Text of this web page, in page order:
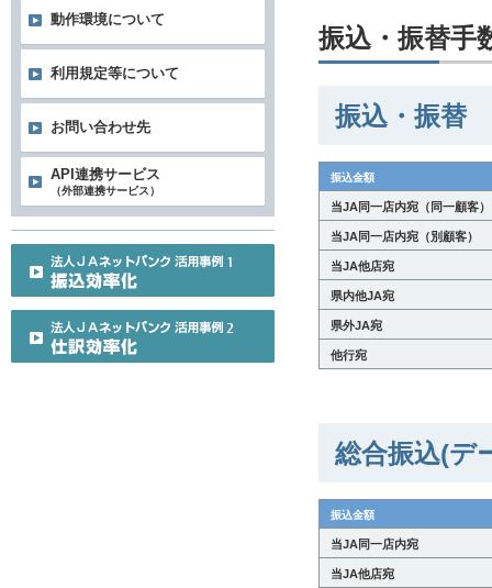
振込・振替手
振込・振替
振込金額
当JA同一店内宛（同一顧客）
当JA同一店内宛（別顧客）
当JA他店宛
県内他JA宛
県外JA宛
他行宛
総合振込(デ
振込金額
当JA同一店内宛
当JA他店宛
動作環境について
利用規定等について
お問い合わせ先
API連携サービス
（外部連携サービス）